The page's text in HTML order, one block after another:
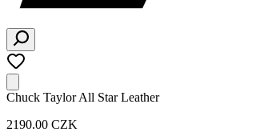
Chuck Taylor All Star Leather
2190.00 CZK